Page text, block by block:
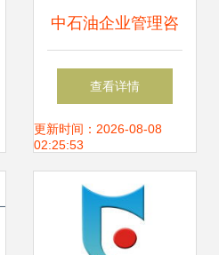
中石油企业管理咨
询 结构优化与战略
升级的实践路径
查看详情
更新时间：2026-08-08
02:25:53